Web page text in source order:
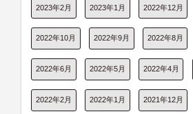
2023年2月 2023年1月 2022年12月
2022年10月 2022年9月 2022年8月
2022年6月 2022年5月 2022年4月
2022年2月 2022年1月 2021年12月